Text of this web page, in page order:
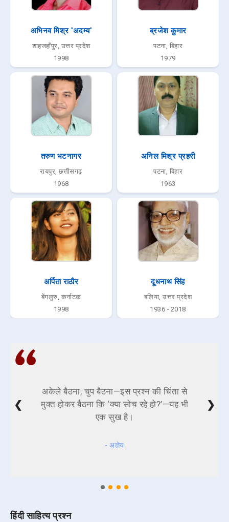
अभिनव मिश्र 'अदम्य'
शाहजहाँपुर, उत्तर प्रदेश
1998
ब्रजेश कुमार
पटना, बिहार
1979
तरुण भटनागर
रायपुर, छत्तीसगढ़
1968
अनिल मिश्र प्रहरी
पटना, बिहार
1963
अर्पिता राठौर
बेंगलुरु, कर्नाटक
1998
दूधनाथ सिंह
बलिया, उत्तर प्रदेश
1936 - 2018
अकेले बैठना, चुप बैठना—इस प्रश्न की चिंता से
मुक्त होकर बैठना कि ‘क्या सोच रहे हो?’—यह भी
एक सुख है।
- अज्ञेय
❮ ❯
हिंदी साहित्य प्रश्न